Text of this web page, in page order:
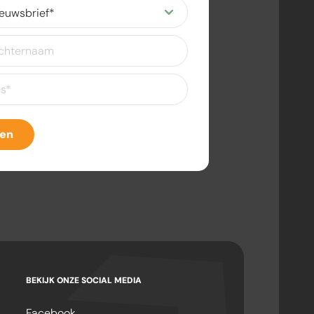
BEKIJK ONZE SOCIAL MEDIA